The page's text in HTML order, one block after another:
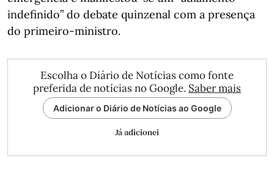
indefinido” do debate quinzenal com a presença
do primeiro-ministro.
Escolha o Diário de Notícias como fonte
preferida de notícias no Google. Saber mais
Adicionar o Diário de Notícias ao Google
Já adicionei